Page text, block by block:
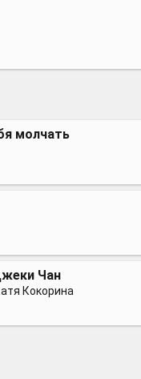
молчать
Чан
Кокорина